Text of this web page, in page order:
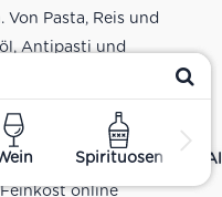
Spirituosen
Pasta, Reis und
Antipasti und
aus
Alle Produkte
Sortiments
und
online